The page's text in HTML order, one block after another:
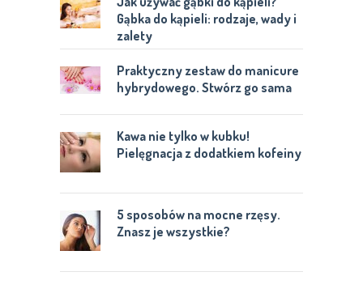
Gąbka do kąpieli: rodzaje, wady i
zalety
Praktyczny zestaw do manicure
hybrydowego. Stwórz go sama
Kawa nie tylko w kubku!
Pielęgnacja z dodatkiem kofeiny
5 sposobów na mocne rzęsy.
Znasz je wszystkie?